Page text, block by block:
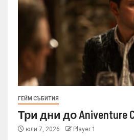
ГЕЙМ СЪБИТИЯ
Три дни до Aniventure
юли 7, 2026 Player 1